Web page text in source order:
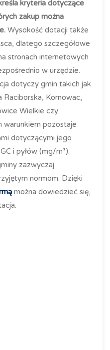
kryteria dotyczące
zakup można
Wysokość dotacji także
dlatego szczegółowe
stronach internetowych
w urzędzie.
dotyczy gmin takich jak
Raciborska, Kornowac,
Wielkie czy
warunkiem pozostaje
dotyczącymi jego
i pyłów (mg/m³).
zazwyczaj
normom. Dzięki
można dowiedzieć się,